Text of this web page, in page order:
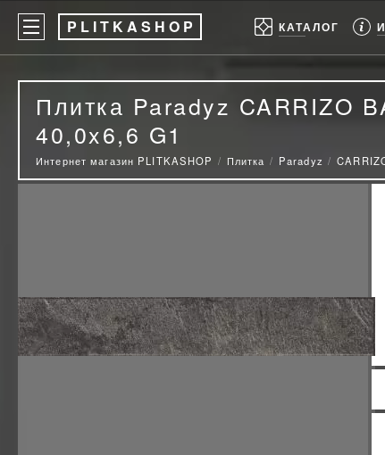
P LITKASHOP КАТАЛОГ
Плитка Paradyz CARRIZO
40,0x6,6 G1
Интернет магазин PLITKASHOP Плитка Paradyz